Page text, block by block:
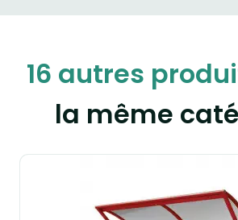
16 autres
la même